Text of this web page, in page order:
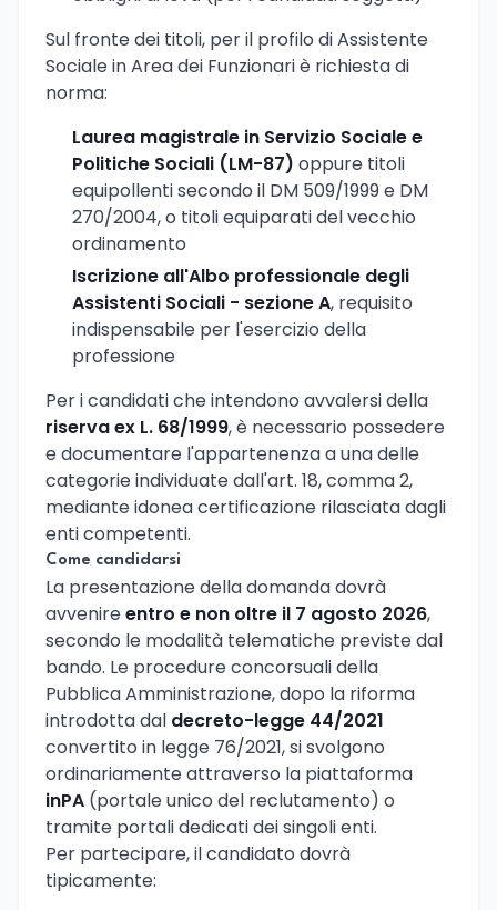
Sul fronte dei titoli, per il profilo di Assistente
Sociale in Area dei Funzionari è richiesta di
norma:
Laurea magistrale in Servizio Sociale e
Politiche Sociali (LM-87) oppure titoli
equipollenti secondo il DM 509/1999 e DM
270/2004, o titoli equiparati del vecchio
ordinamento
Iscrizione all'Albo professionale degli
Assistenti Sociali - sezione A, requisito
indispensabile per l'esercizio della
professione
Per i candidati che intendono avvalersi della
riserva ex L. 68/1999, è necessario possedere
e documentare l'appartenenza a una delle
categorie individuate dall'art. 18, comma 2,
mediante idonea certificazione rilasciata dagli
enti competenti.
Come candidarsi
La presentazione della domanda dovrà
avvenireentro e non oltre il 7 agosto 2026,
secondo le modalità telematiche previste dal
bando. Le procedure concorsuali della
Pubblica Amministrazione, dopo la riforma
introdotta dal decreto-legge 44/2021
convertito in legge 76/2021, si svolgono
ordinariamente attraverso la piattaforma
inPA (portale unico del reclutamento) o
tramite portali dedicati dei singoli enti.
Per partecipare, il candidato dovrà
tipicamente: